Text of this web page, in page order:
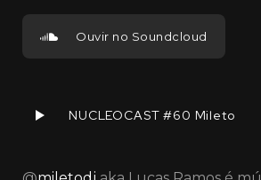
Ouvir no Soundcloud
NUCLEOCAST #60 Mileto